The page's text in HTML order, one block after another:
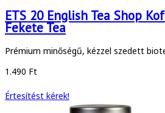
ETS 20 English Tea Shop
Fekete Tea
Prémium minőségű, kézzel szedett
1.490 Ft
Értesítést kérek!